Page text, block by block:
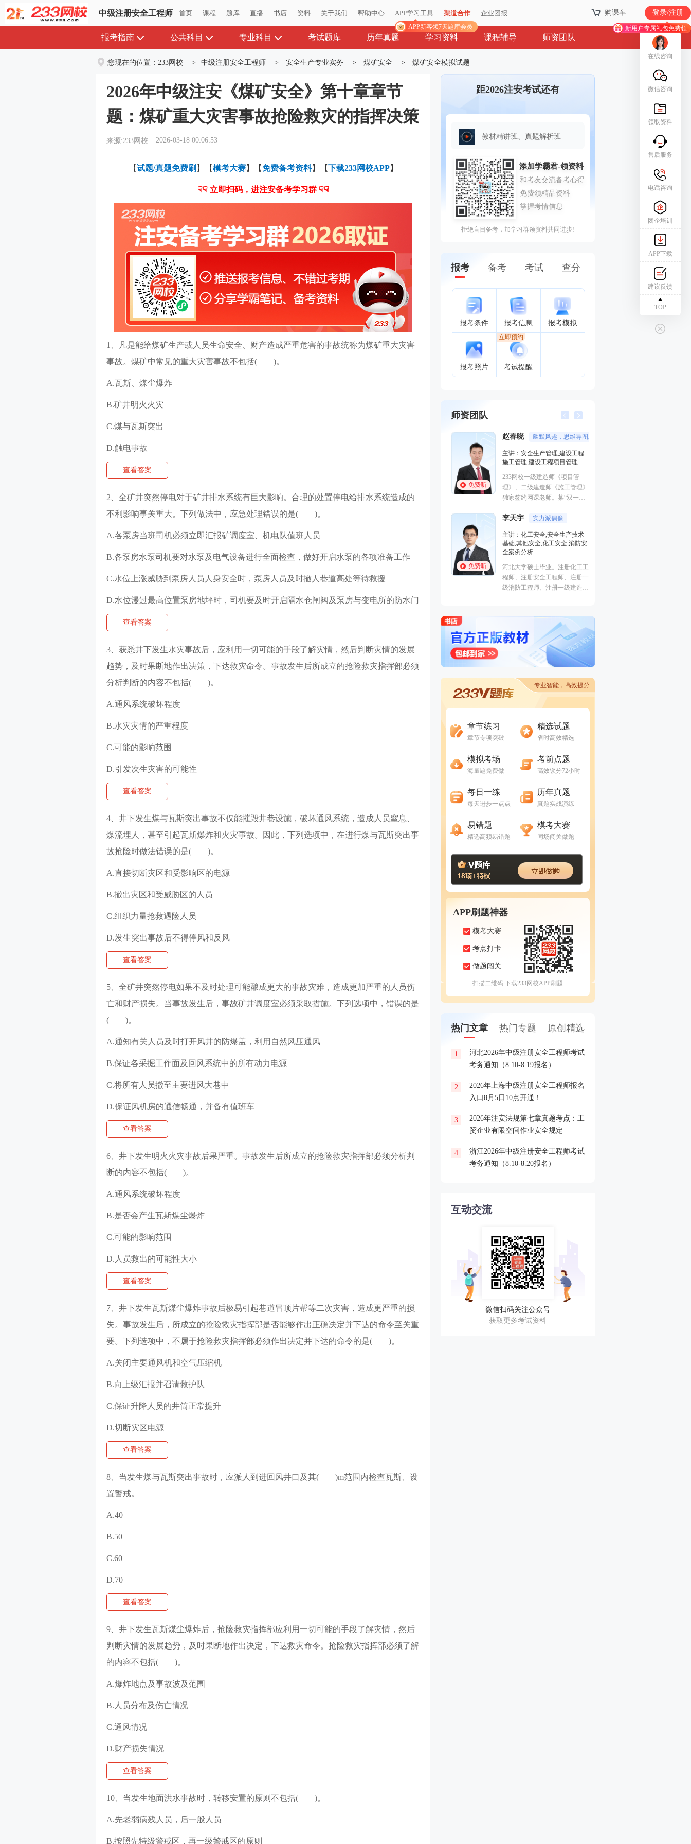
中级注册安全工程师 首页 课程 题库 直播 书店 资料 关于我们 帮助中心 APP学习工具
APP新客领7天题库会员
渠道合作 企业团报 购课车 登录/注册
新用户专属礼包免费领
中级注册安全工程师 首页 课程 题库 直播 书店 资料 关于我们 帮助中心 APP学习工具
APP新客领7天题库会员
渠道合作 企业团报 购课车 登录/注册
新用户专属礼包免费领
报考指南 公共科目 专业科目 考试题库 历年真题 学习资料 课程辅导 师资团队
您现在的位置： 233网校 > 中级注册安全工程师 > 安全生产专业实务 > 煤矿安全 > 煤矿安全模拟试题
2026年中级注安《煤矿安全》第十章章节
题：煤矿重大灾害事故抢险救灾的指挥决策
来源:233网校 2026-03-18 00:06:53
【试题/真题免费刷 】【模考大赛】【免费备考资料】 【下载233网校APP】
☟☟ 立即扫码，进注安备考学习群 ☟☟
1、凡是能给煤矿生产或人员生命安全、财产造成严重危害的事故统称为煤矿重大灾害
事故。煤矿中常见的重大灾害事故不包括( )。
A.瓦斯、煤尘爆炸
B.矿井明火火灾
C.煤与瓦斯突出
D.触电事故
查看答案
2、全矿井突然停电对于矿井排水系统有巨大影响。合理的处置停电给排水系统造成的
不利影响事关重大。下列做法中，应急处理错误的是( )。
A.各泵房当班司机必须立即汇报矿调度室、机电队值班人员
B.各泵房水泵司机要对水泵及电气设备进行全面检查，做好开启水泵的各项准备工作
C.水位上涨威胁到泵房人员人身安全时，泵房人员及时撤人巷道高处等待救援
D.水位漫过最高位置泵房地坪时，司机要及时开启隔水仓闸阀及泵房与变电所的防水门
查看答案
3、获悉井下发生水灾事故后，应利用一切可能的手段了解灾情，然后判断灾情的发展
趋势，及时果断地作出决策，下达救灾命令。事故发生后所成立的抢险救灾指挥部必须
分析判断的内容不包括( )。
A.通风系统破坏程度
B.水灾灾情的严重程度
C.可能的影响范围
D.引发次生灾害的可能性
查看答案
4、井下发生煤与瓦斯突出事故不仅能摧毁井巷设施，破坏通风系统，造成人员窒息、
煤流埋人，甚至引起瓦斯爆炸和火灾事故。因此，下列选项中，在进行煤与瓦斯突出事
故抢险时做法错误的是( )。
A.直接切断灾区和受影响区的电源
B.撤出灾区和受威胁区的人员
C.组织力量抢救遇险人员
D.发生突出事故后不得停风和反风
查看答案
5、全矿井突然停电如果不及时处理可能酿成更大的事故灾难，造成更加严重的人员伤
亡和财产损失。当事故发生后，事故矿井调度室必须采取措施。下列选项中，错误的是
( )。
A.通知有关人员及时打开风井的防爆盖，利用自然风压通风
B.保证各采掘工作面及回风系统中的所有动力电源
C.将所有人员撤至主要进风大巷中
D.保证风机房的通信畅通，并备有值班车
查看答案
6、井下发生明火火灾事故后果严重。事故发生后所成立的抢险救灾指挥部必须分析判
断的内容不包括( )。
A.通风系统破坏程度
B.是否会产生瓦斯煤尘爆炸
C.可能的影响范围
D.人员救出的可能性大小
查看答案
7、井下发生瓦斯煤尘爆炸事故后极易引起巷道冒顶片帮等二次灾害，造成更严重的损
失。事故发生后，所成立的抢险救灾指挥部是否能够作出正确决定并下达的命令至关重
要。下列选项中，不属于抢险救灾指挥部必须作出决定并下达的命令的是( )。
A.关闭主要通风机和空气压缩机
B.向上级汇报并召请救护队
C.保证升降人员的井筒正常提升
D.切断灾区电源
查看答案
8、当发生煤与瓦斯突出事故时，应派人到进回风井口及其( )m范围内检查瓦斯、设
置警戒。
A.40
B.50
C.60
D.70
查看答案
9、井下发生瓦斯煤尘爆炸后，抢险救灾指挥部应利用一切可能的手段了解灾情，然后
判断灾情的发展趋势，及时果断地作出决定，下达救灾命令。抢险救灾指挥部必须了解
的内容不包括( )。
A.爆炸地点及事故波及范围
B.人员分布及伤亡情况
C.通风情况
D.财产损失情况
查看答案
10、当发生地面洪水事故时，转移安置的原则不包括( )。
A.先老弱病残人员，后一般人员
B.按照先特级警戒区，再一级警戒区的原则
距2026注安考试还有
教材精讲班、真题解析班
拒绝盲目备考，加学习群领资料共同进步!
报考 备考 考试 查分
报考条件 报考信息 报考模拟
报考照片 考试提醒
立即预约
师资团队
免费听
赵春晓 幽默风趣，思维导图总结精彩，考点层次分明。
主讲：安全生产管理,建设工程
施工管理,建设工程项目管理
233网校一级建造师《项目管
理》、二级建造师《施工管理》
独家签约网课老师。某“双一
国家一级注册建造师、造价师。
免费听
李天宇 实力派偶像
主讲：化工安全,安全生产技术
基础,其他安全,化工安全,消防安
全案例分析
河北大学硕士毕业。注册化工工
程师、注册安全工程师、注册一
级消防工程师、注册一级建造
篇设计及校审核工作。具有扎实
的理论功底，丰富的现场实践经
验，熟悉过程化设计、生产、检
修维护中的安全隐患及应急预
专业智能，高效提分
章节练习
章节专项突破
精选试题
省时高效精选
模拟考场
海量题免费做
考前点题
高效锁分72小时
每日一练
每天进步一点点
历年真题
真题实战演练
易错题
精选高频易错题
模考大赛
同场闯关做题
APP刷题神器
模考大赛
考点打卡
做题闯关
扫描二维码 下载233网校APP刷题
热门文章 热门专题 原创精选
1
河北2026年中级注册安全工程师考试
考务通知（8.10-8.19报名）
2
2026年上海中级注册安全工程师报名
入口8月5日10点开通！
3
2026年注安法规第七章真题考点：工
贸企业有限空间作业安全规定
4
浙江2026年中级注册安全工程师考试
考务通知（8.10-8.20报名）
互动交流
微信扫码关注公众号
获取更多考试资料
在线咨询
微信咨询
领取资料
售后服务
电话咨询
团企培训
APP下载
建议反馈
TOP